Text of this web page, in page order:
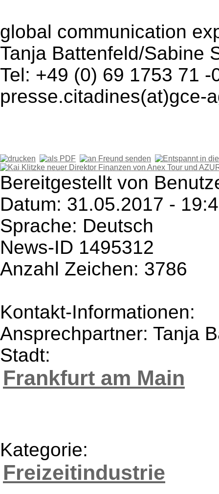
global communication
Tanja Battenfeld/Sabine
Tel: +49 (0) 69 1753 71 -
presse.citadines(at)gce-
Bereitgestellt von
Datum: 31.05.2017 -
Sprache: Deutsch
News-ID 1495312
Anzahl Zeichen: 3786
Kontakt-Informationen:
Ansprechpartner: Tanja
Stadt:
Frankfurt am Main
Kategorie:
Freizeitindustrie